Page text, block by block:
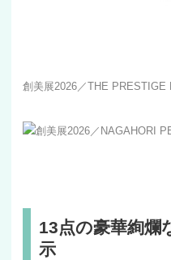
創美展2026／THE PRESTIGE
創美展2026／NAGAHORI
13点の豪華絢爛
示